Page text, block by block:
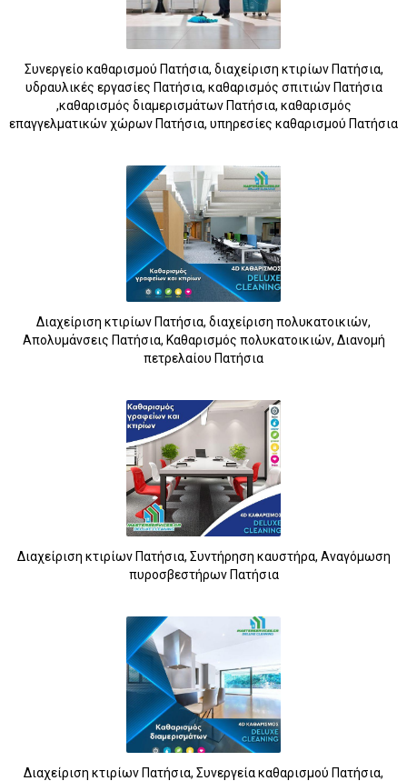
Συνεργείο καθαρισμού Πατήσια, διαχείριση κτιρίων Πατήσια,
υδραυλικές εργασίες Πατήσια, καθαρισμός σπιτιών Πατήσια
,καθαρισμός διαμερισμάτων Πατήσια, καθαρισμός
επαγγελματικών χώρων Πατήσια, υπηρεσίες καθαρισμού Πατήσια
Διαχείριση κτιρίων Πατήσια, διαχείριση πολυκατοικιών,
Απολυμάνσεις Πατήσια, Καθαρισμός πολυκατοικιών, Διανομή
πετρελαίου Πατήσια
Διαχείριση κτιρίων Πατήσια, Συντήρηση καυστήρα, Αναγόμωση
πυροσβεστήρων Πατήσια
Διαχείριση κτιρίων Πατήσια, Συνεργεία καθαρισμού Πατήσια,